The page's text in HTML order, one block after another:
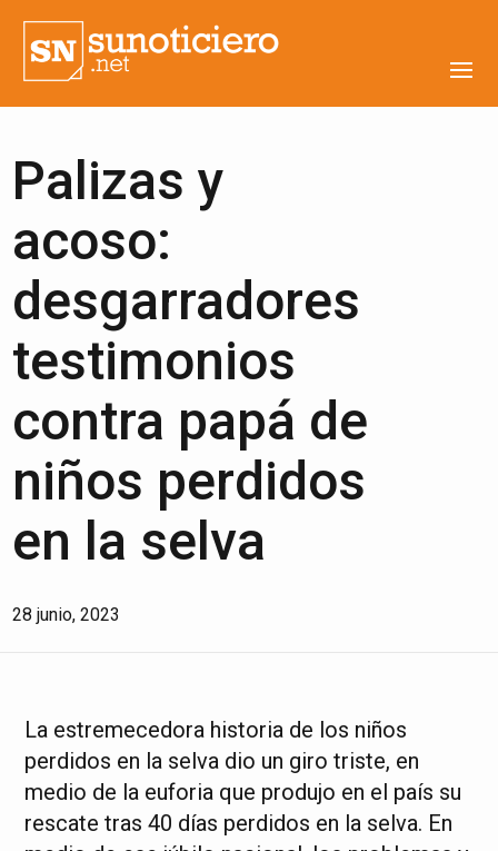
Palizas y
acoso:
desgarradores
testimonios
contra papá de
niños perdidos
en la selva
28 junio, 2023
La estremecedora historia de los niños
perdidos en la selva dio un giro triste, en
medio de la euforia que produjo en el país su
rescate tras 40 días perdidos en la selva. En